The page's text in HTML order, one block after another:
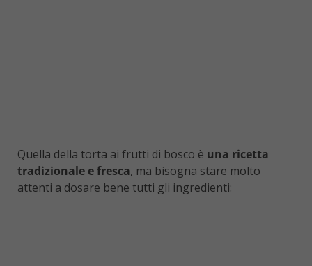
Quella della torta ai frutti di bosco è una ricetta
tradizionale e fresca, ma bisogna stare molto
attenti a dosare bene tutti gli ingredienti: